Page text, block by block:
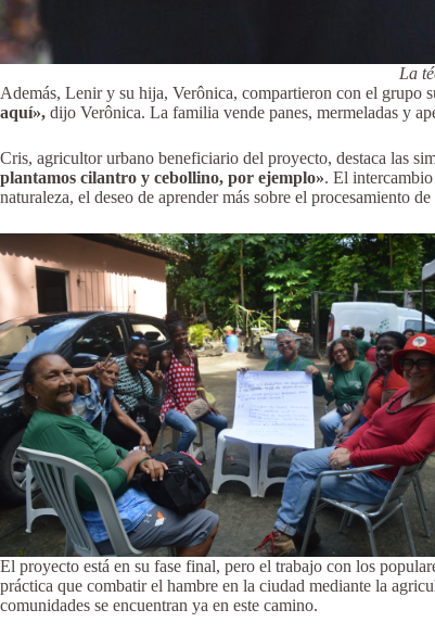
La
Además, Lenir y su hija, Verônica, compartieron con el grupo
aquí», dijo Verônica. La familia vende panes, mermeladas y
Cris, agricultor urbano beneficiario del proyecto, destaca las
plantamos cilantro y cebollino, por ejemplo». El
naturaleza, el deseo de aprender más sobre el procesamiento
El proyecto está en su fase final, pero el trabajo con los
práctica que combatir el hambre en la ciudad mediante la
comunidades se encuentran ya en este camino.